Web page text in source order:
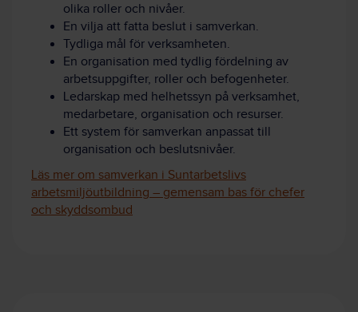
olika roller och nivåer.
En vilja att fatta beslut i samverkan.
Tydliga mål för verksamheten.
En organisation med tydlig fördelning av
arbetsuppgifter, roller och befogenheter.
Ledarskap med helhetssyn på verksamhet,
medarbetare, organisation och resurser.
Ett system för samverkan anpassat till
organisation och beslutsnivåer.
Läs mer om samverkan i Suntarbetslivs
arbetsmiljöutbildning – gemensam bas för chefer
och skyddsombud